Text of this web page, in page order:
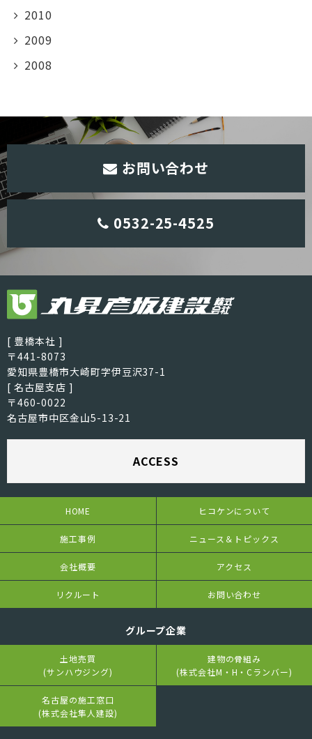
2010
2009
2008
お問い合わせ
0532-25-4525
[ 豊橋本社 ]
〒441-8073
愛知県豊橋市大崎町字伊豆沢37-1
[ 名古屋支店 ]
〒460-0022
名古屋市中区金山5-13-21
ACCESS
HOME ヒコケンについて
施工事例 ニュース＆トピックス
会社概要 アクセス
リクルート お問い合わせ
グループ企業
土地売買
(サンハウジング)
建物の骨組み
(株式会社M・H・Cランバー)
名古屋の施工窓口
(株式会社隼人建設)